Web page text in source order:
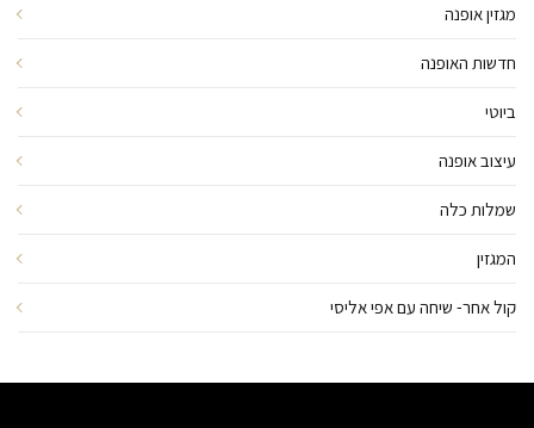
מגזין אופנה
חדשות האופנה
ביוטי
עיצוב אופנה
שמלות כלה
המגזין
קול אחר- שיחה עם אפי אליסי